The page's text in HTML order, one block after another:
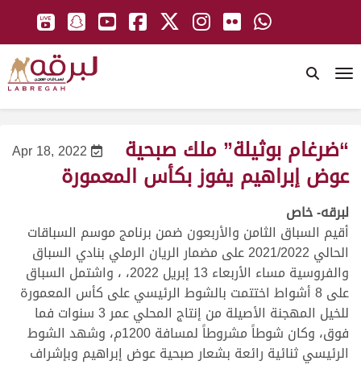
Apr 18, 2022 “ضرغام بوثيلة” ملك صبحية
عوض إبراهيم يفوز بكأس المعمورة
لبرقه- خاص
أقيم السباق الثامن والأربعون ضمن برنامج موسم السباقات
الحالي 2021/2022 على مضمار الريان الرملي بنادي السباق
والفروسية مساء الأربعاء 13 إبريل 2022، ، واشتمل السباق
على 8 أشواط اختتمت بالشوط الرئيسي على كأس المعمورة
للخيل المهجنة الأصيلة من إنتاج المحلي عمر 3 سنوات فما
فوق، وكان شوطاً مشروطاً لمسافة 1200م، وشهد الشوط
الرئيسي ثنائية رائعة بشعار صبحية عوض إبراهيم وبإشراف